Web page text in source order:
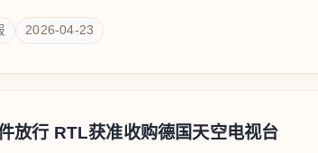
2026-04-23
放行 RTL获准收购德国天空电视台